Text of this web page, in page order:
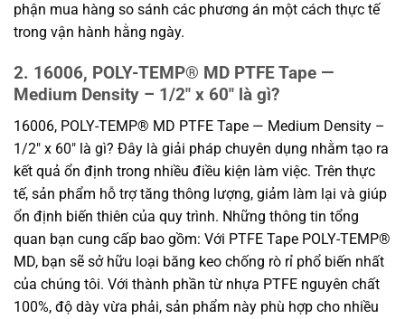
phận mua hàng so sánh các phương án một cách thực tế
trong vận hành hằng ngày.
2. 16006, POLY-TEMP® MD PTFE Tape —
Medium Density – 1/2″ x 60″ là gì?
16006, POLY-TEMP® MD PTFE Tape — Medium Density –
1/2″ x 60″ là gì? Đây là giải pháp chuyên dụng nhằm tạo ra
kết quả ổn định trong nhiều điều kiện làm việc. Trên thực
tế, sản phẩm hỗ trợ tăng thông lượng, giảm làm lại và giúp
ổn định biến thiên của quy trình. Những thông tin tổng
quan bạn cung cấp bao gồm: Với PTFE Tape POLY-TEMP®
MD, bạn sẽ sở hữu loại băng keo chống rò rỉ phổ biến nhất
của chúng tôi. Với thành phần từ nhựa PTFE nguyên chất
100%, độ dày vừa phải, sản phẩm này phù hợp cho nhiều